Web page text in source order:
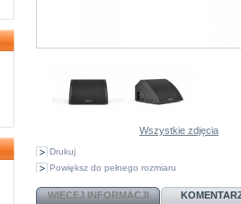
Wszystkie zdjęcia
Drukuj
Powiększ do pełnego rozmiaru
WIĘCEJ INFORMACJI